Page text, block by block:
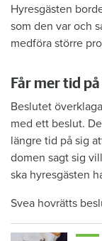
Hyresgästen
som den var och
medföra större
Får mer tid
Beslutet
med ett beslut.
längre tid på sig
domen sagt sig
ska hyresgästen
Svea hovrätts